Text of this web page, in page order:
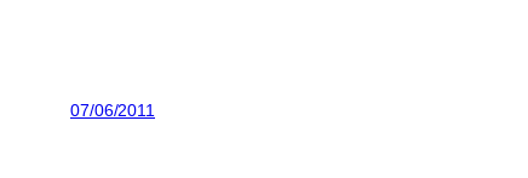
07/06/2011